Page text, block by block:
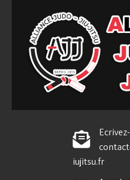
content
Alliance
iujitsu.fr